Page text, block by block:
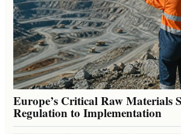
Europe’s Critical Raw Materials
Regulation to Implementation